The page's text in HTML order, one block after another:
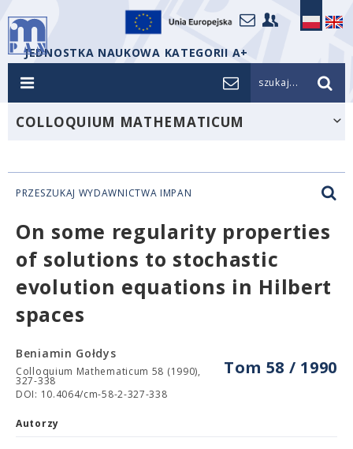
JEDNOSTKA NAUKOWA KATEGORII A+
szukaj...
COLLOQUIUM MATHEMATICUM
PRZESZUKAJ WYDAWNICTWA IMPAN
On some regularity properties
of solutions to stochastic
evolution equations in Hilbert
spaces
Tom 58 / 1990
Beniamin Gołdys
Colloquium Mathematicum 58 (1990),
327-338
DOI: 10.4064/cm-58-2-327-338
Autorzy